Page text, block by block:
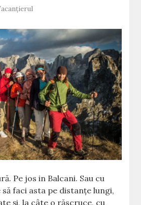
Pe jos in Balcani. Sau cu
faci asta pe distanțe lungi,
și, la câte o răscruce, cu